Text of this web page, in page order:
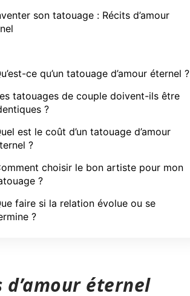
son tatouage : Récits d’amour
ce qu’un tatouage d’amour éternel ?
tatouages de couple doivent-ils être
?
est le coût d’un tatouage d’amour
?
choisir le bon artiste pour mon
?
faire si la relation évolue ou se
?
éternel